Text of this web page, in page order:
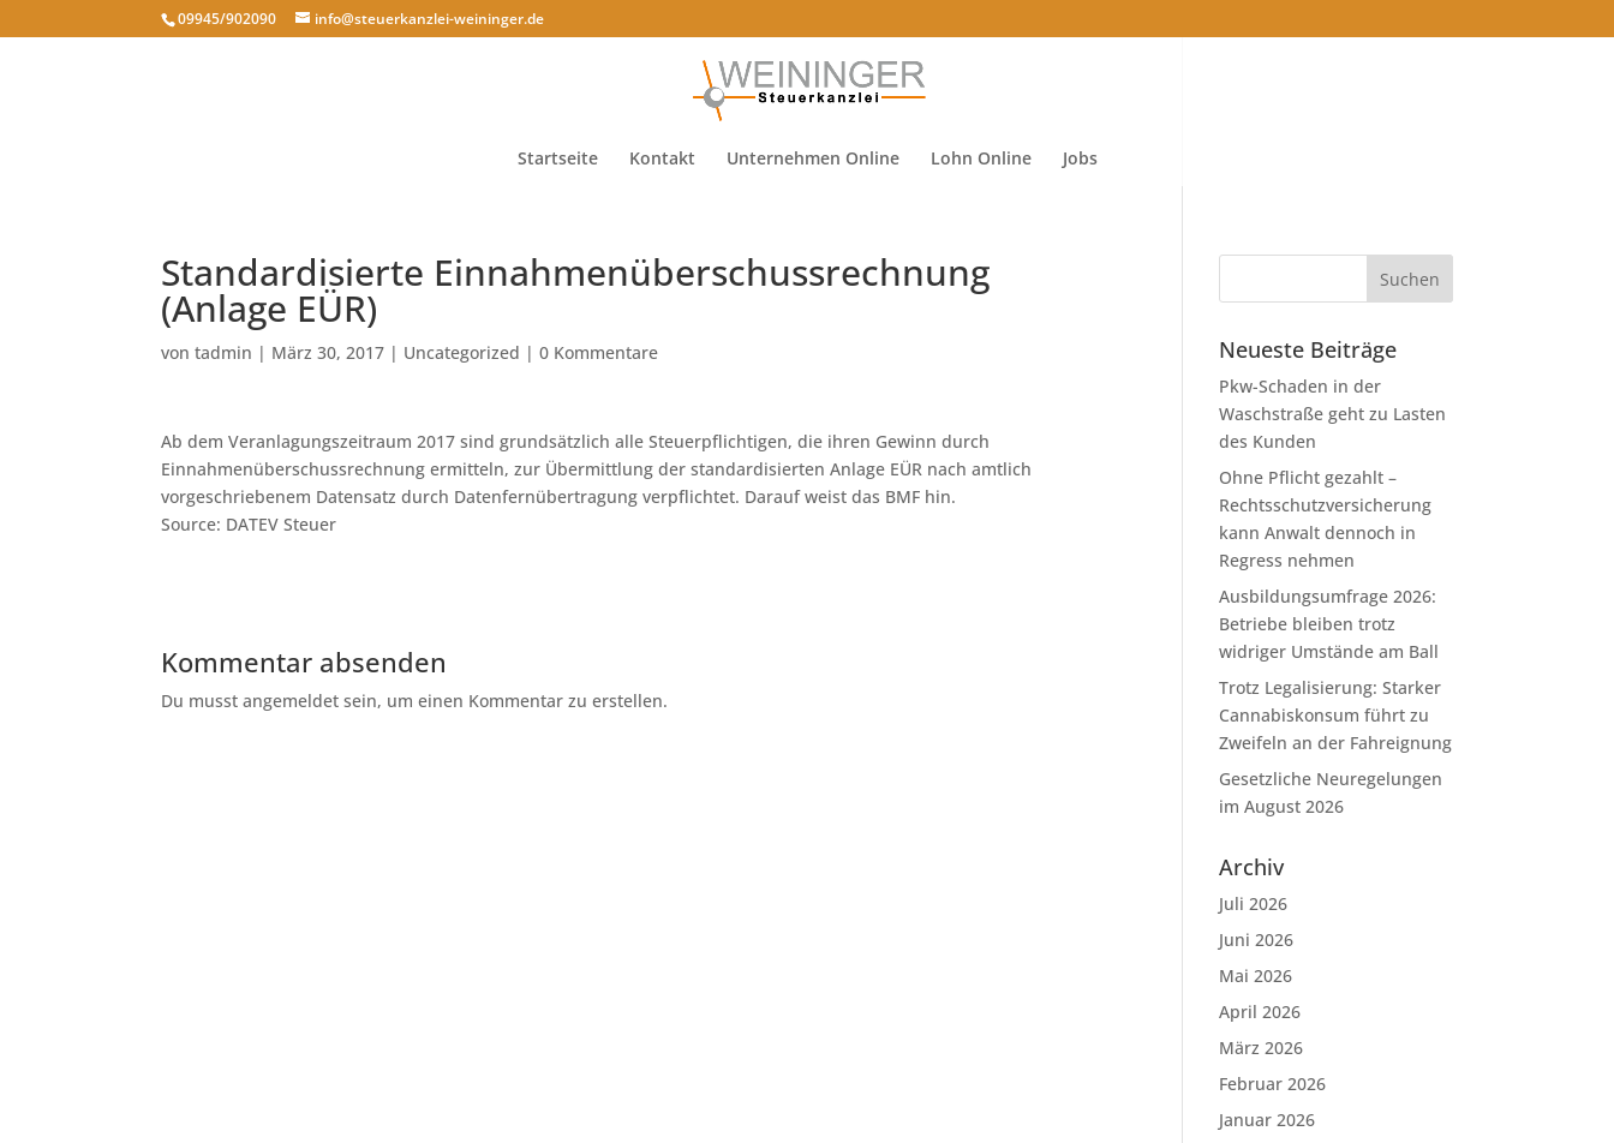
09945/902090 info@steuerkanzlei-weininger.de
Startseite Kontakt Unternehmen Online Lohn Online Jobs
Standardisierte Einnahmenüberschussrechnung
(Anlage EÜR)
vontadmin | März 30, 2017 | Uncategorized |0 Kommentare
Ab dem Veranlagungszeitraum 2017 sind grundsätzlich alle Steuerpflichtigen, die ihren Gewinn durch
Einnahmenüberschussrechnung ermitteln, zur Übermittlung der standardisierten Anlage EÜR nach amtlich
vorgeschriebenem Datensatz durch Datenfernübertragung verpflichtet. Darauf weist das BMF hin.
Source: DATEV Steuer
Kommentar absenden
Du musst angemeldet sein, um einen Kommentar zu erstellen.
Neueste Beiträge
Pkw-Schaden in der
Waschstraße geht zu Lasten
des Kunden
Ohne Pflicht gezahlt –
Rechtsschutzversicherung
kann Anwalt dennoch in
Regress nehmen
Ausbildungsumfrage 2026:
Betriebe bleiben trotz
widriger Umstände am Ball
Trotz Legalisierung: Starker
Cannabiskonsum führt zu
Zweifeln an der Fahreignung
Gesetzliche Neuregelungen
im August 2026
Archiv
Juli 2026
Juni 2026
Mai 2026
April 2026
März 2026
Februar 2026
Januar 2026